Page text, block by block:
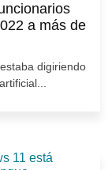
a más de
digiriendo